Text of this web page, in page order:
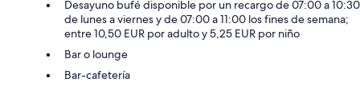
Desayuno bufé disponible por un recargo de 07:00 a 10:30
de lunes a viernes y de 07:00 a 11:00 los fines de semana;
entre 10,50 EUR por adulto y 5,25 EUR por niño
Bar o lounge
Bar-cafetería